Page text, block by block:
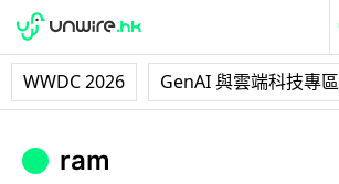
WWDC 2026 GenAI 與雲端科技專區
ram